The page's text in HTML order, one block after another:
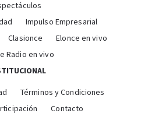
Impulso Empresarial
Clasionce
Elonce en vivo
Radio en vivo
Términos y Condiciones
Contacto